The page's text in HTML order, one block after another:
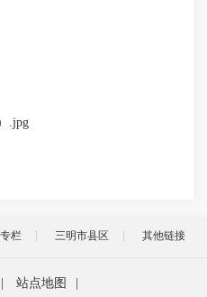
.jpg
栏 三明市县区 其他链接
站点地图